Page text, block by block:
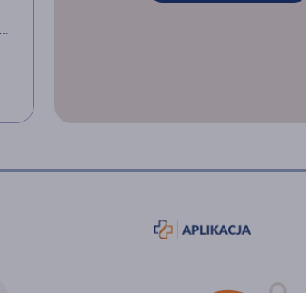
menopauzie i zmagających się z